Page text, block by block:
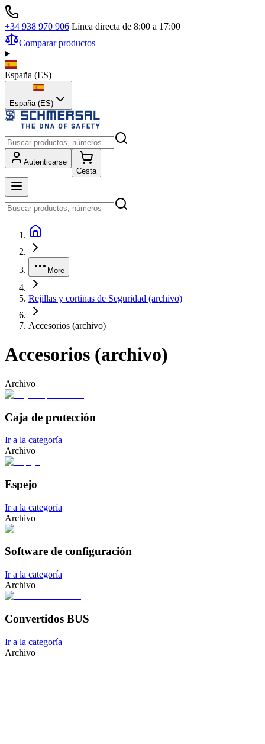
+34 938 970 906 Línea directa de 8:00 a 17:00
Comparar productos
España (ES)
España (ES)
Autenticarse
Cesta
More
Rejillas y cortinas de Seguridad (archivo)
Accesorios (archivo)
Accesorios (archivo)
Archivo
Caja de protección
Ir a la categoría
Archivo
Espejo
Ir a la categoría
Archivo
Software de configuración
Ir a la categoría
Archivo
Convertidos BUS
Ir a la categoría
Archivo